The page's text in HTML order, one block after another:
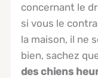
concernant le
si vous le
la maison, il ne
bien, sachez
des chiens